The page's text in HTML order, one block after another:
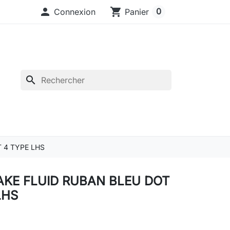
 Connexion shopping_cart Panier 0
search
4 TYPE LHS
FLUID RUBAN BLEU DOT